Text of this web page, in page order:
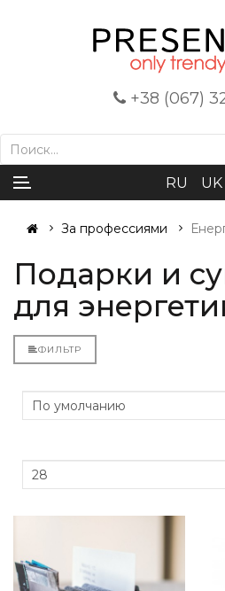
+38 (067)
RU UK
За профессиями
Подарки и
для
ФИЛЬТР